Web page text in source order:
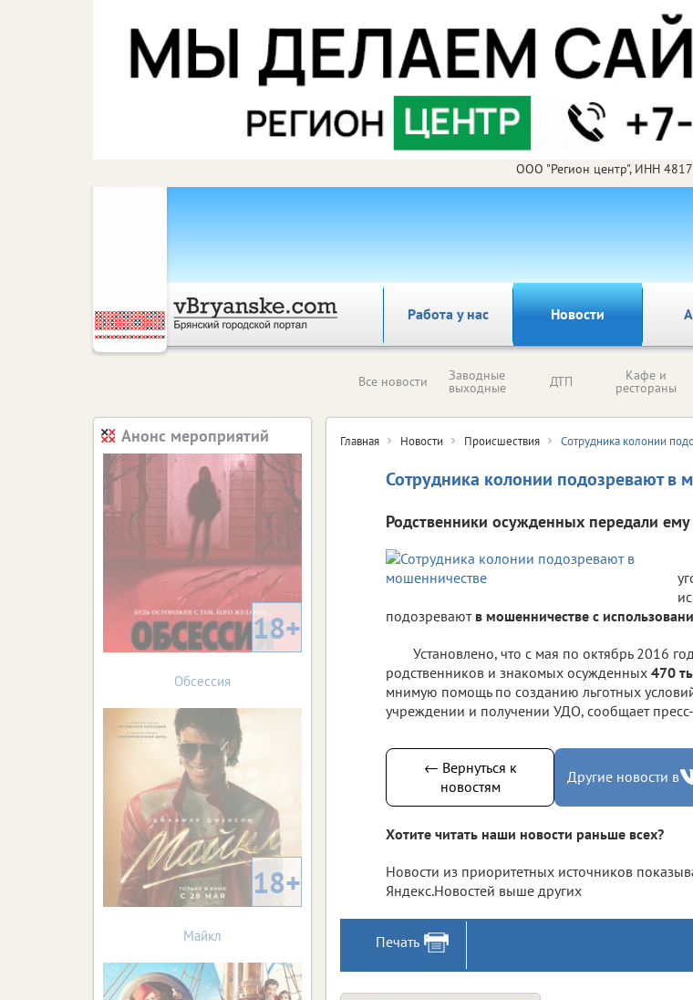
ООО "Регион центр", ИНН
Работа у нас Новости
Все новости Заводные
выходные ДТП Кафе и
рестораны
Главная Новости Происшествия Сотрудника колонии
Сотрудника колонии подозревают в
Родственники осужденных передали
подозревают в мошенничестве с
Установлено, что с мая по октябрь 2016
родственников и знакомых осужденных 470
мнимую помощь по созданию льготных
учреждении и получении УДО, сообщает
← Вернуться к
новостям
Другие новости в
Хотите читать наши новости раньше всех?
Новости из приоритетных источников
Яндекс.Новостей выше других
Печать
Анонс мероприятий
18+
Обсессия
18+
Майкл